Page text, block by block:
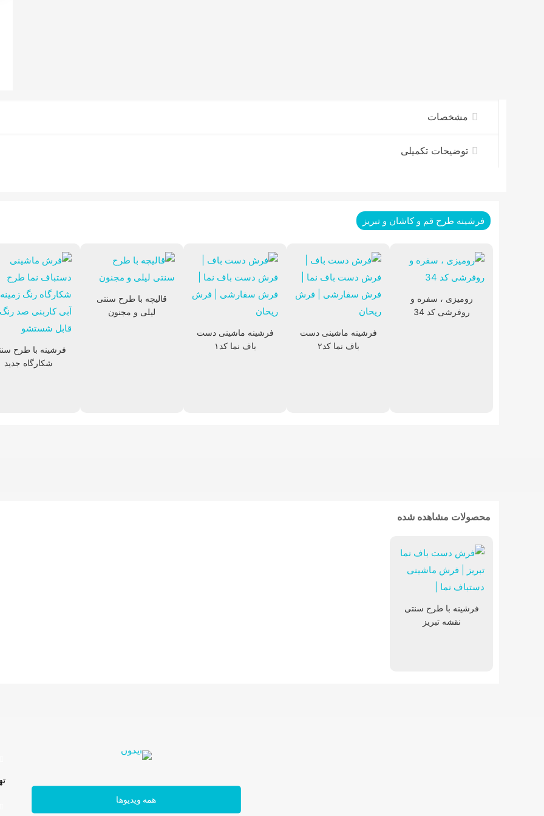
مشخصات
توضیحات تکمیلی
فرشینه طرح قم و کاشان و تبریز
رومیزی ، سفره و
روفرشی کد 34
فرشینه ماشینی دست
باف نما کد۲
فرشینه ماشینی دست
باف نما کد۱
قالیچه با طرح سنتی
لیلی و مجنون
فرشینه با طرح
شکارگاه جدید
محصولات مشاهده شده
فرشینه با طرح سنتی
نقشه تبریز
همه ویدیوها
تابلوفرش آیات قرآنی تابلوفرش